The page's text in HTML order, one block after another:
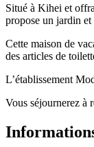
Situé à Kihei et
propose un jardin
Cette maison de
des articles de
L’établissement
Vous séjournerez à